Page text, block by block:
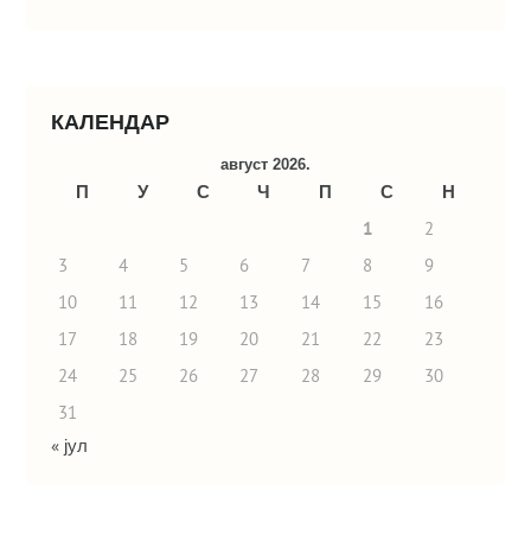
КАЛЕНДАР
август 2026.
П У С Ч П С
Н
1
2
3
4 5 6 7 8
9
10
11 12 13 14 15
16
17
18 19 20 21 22
23
24
25 26 27 28 29
30
31
« јул